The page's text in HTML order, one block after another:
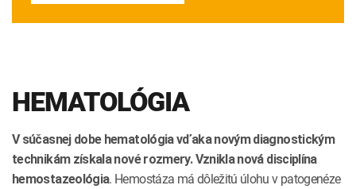
HEMATOLÓGIA
V súčasnej dobe hematológia vďaka novým diagnostickým
technikám získala nové rozmery. Vznikla nová disciplína
hemostazeológia. Hemostáza má dôležitú úlohu v patogenéze